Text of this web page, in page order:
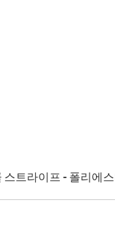
트라이프 - 폴리에